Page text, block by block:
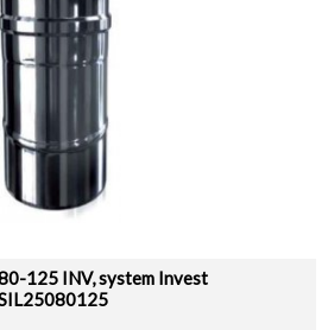
125 INV, system Invest